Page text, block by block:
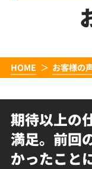
HOME お客様の
期待以上の
満足。前回
かったこと